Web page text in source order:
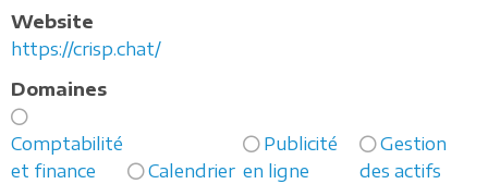
Website
https://crisp.chat/
Domaines
Comptabilité
et finance
Calendrier
Publicité
en ligne
Gestion
des actifs